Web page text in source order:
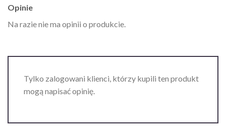
Opinie
Na razie nie ma opinii o produkcie.
Tylko zalogowani klienci, którzy kupili ten produkt
mogą napisać opinię.